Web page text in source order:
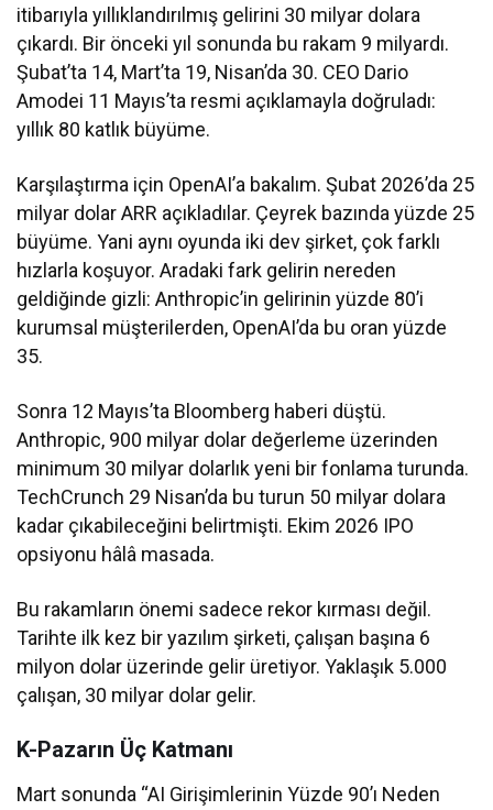
itibarıyla yıllıklandırılmış gelirini 30 milyar dolara
çıkardı. Bir önceki yıl sonunda bu rakam 9 milyardı.
Şubat’ta 14, Mart’ta 19, Nisan’da 30. CEO Dario
Amodei 11 Mayıs’ta resmi açıklamayla doğruladı:
yıllık 80 katlık büyüme.
Karşılaştırma için OpenAI’a bakalım. Şubat 2026’da 25
milyar dolar ARR açıkladılar. Çeyrek bazında yüzde 25
büyüme. Yani aynı oyunda iki dev şirket, çok farklı
hızlarla koşuyor. Aradaki fark gelirin nereden
geldiğinde gizli: Anthropic’in gelirinin yüzde 80’i
kurumsal müşterilerden, OpenAI’da bu oran yüzde
35.
Sonra 12 Mayıs’ta Bloomberg haberi düştü.
Anthropic, 900 milyar dolar değerleme üzerinden
minimum 30 milyar dolarlık yeni bir fonlama turunda.
TechCrunch 29 Nisan’da bu turun 50 milyar dolara
kadar çıkabileceğini belirtmişti. Ekim 2026 IPO
opsiyonu hâlâ masada.
Bu rakamların önemi sadece rekor kırması değil.
Tarihte ilk kez bir yazılım şirketi, çalışan başına 6
milyon dolar üzerinde gelir üretiyor. Yaklaşık 5.000
çalışan, 30 milyar dolar gelir.
K-Pazarın Üç Katmanı
Mart sonunda “AI Girişimlerinin Yüzde 90’ı Neden